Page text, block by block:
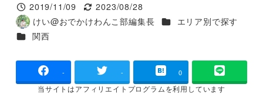
投稿日
2019/11/09
更新日
2023/08/28
著
者
けい@おでかけわんこ部編集長 カテゴリー
エリア別で探す
カテゴリー
関西
- - 0
当サイトはアフィリエイトプログラムを利用しています